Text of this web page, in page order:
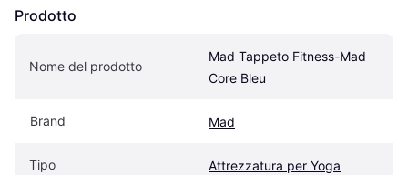
Prodotto
Nome del prodotto
Mad Tappeto Fitness-Mad
Core Bleu
Brand Mad
Tipo Attrezzatura per Yoga